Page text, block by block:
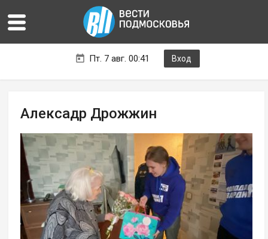
Пт. 7 авг. 00:41 Вход
Алексадр Дрожжин